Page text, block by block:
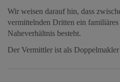
Wir weisen darauf hin, dass
vermittelnden Dritten ein
Naheverhältnis besteht.
Der Vermittler ist als